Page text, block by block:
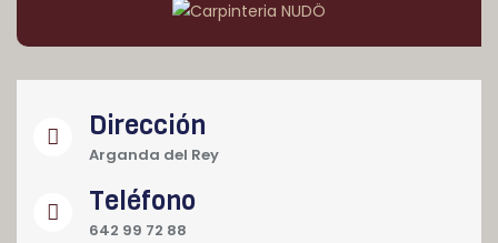
Dirección
Arganda del Rey
Teléfono
642 99 72 88